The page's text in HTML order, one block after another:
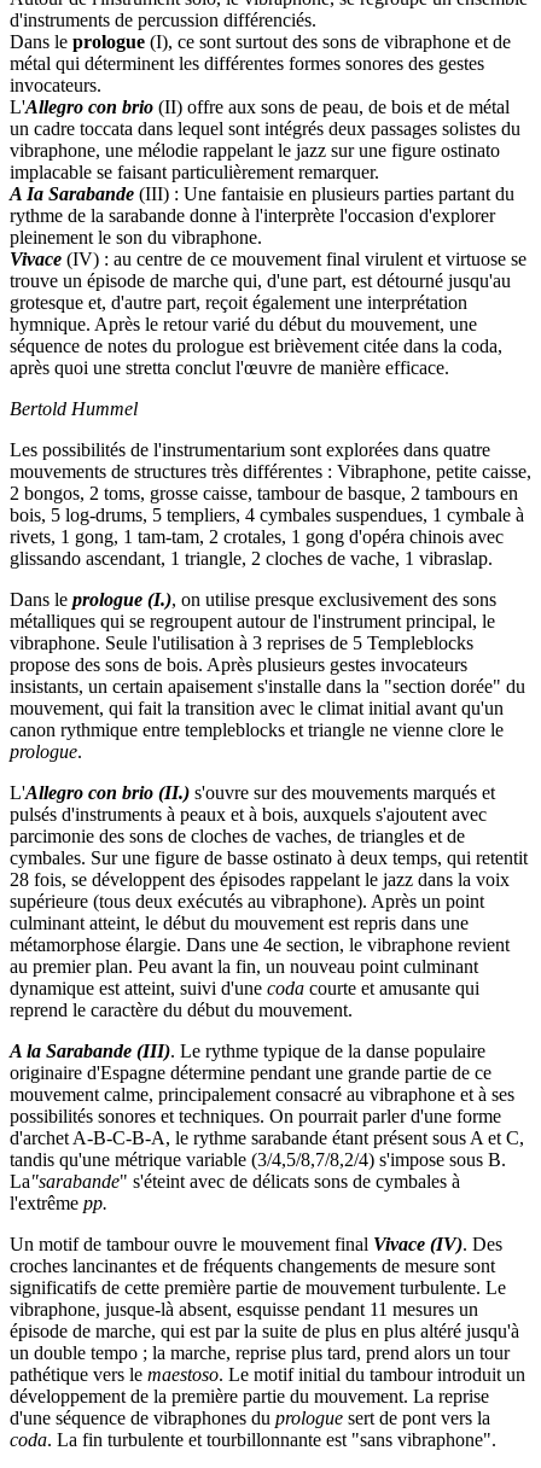
d'instruments de percussion différenciés.
Dans le prologue (I), ce sont surtout des sons de vibraphone et de
métal qui déterminent les différentes formes sonores des gestes
invocateurs.
L'Allegro con brio (II) offre aux sons de peau, de bois et de métal
un cadre toccata dans lequel sont intégrés deux passages solistes du
vibraphone, une mélodie rappelant le jazz sur une figure ostinato
implacable se faisant particulièrement remarquer.
A Ia Sarabande (III) : Une fantaisie en plusieurs parties partant du
rythme de la sarabande donne à l'interprète l'occasion d'explorer
pleinement le son du vibraphone.
Vivace (IV) : au centre de ce mouvement final virulent et virtuose se
trouve un épisode de marche qui, d'une part, est détourné jusqu'au
grotesque et, d'autre part, reçoit également une interprétation
hymnique. Après le retour varié du début du mouvement, une
séquence de notes du prologue est brièvement citée dans la coda,
après quoi une stretta conclut l'œuvre de manière efficace.
Bertold Hummel
Les possibilités de l'instrumentarium sont explorées dans quatre
mouvements de structures très différentes : Vibraphone, petite caisse,
2 bongos, 2 toms, grosse caisse, tambour de basque, 2 tambours en
bois, 5 log-drums, 5 templiers, 4 cymbales suspendues, 1 cymbale à
rivets, 1 gong, 1 tam-tam, 2 crotales, 1 gong d'opéra chinois avec
glissando ascendant, 1 triangle, 2 cloches de vache, 1 vibraslap.
Dans le prologue (I.), on utilise presque exclusivement des sons
métalliques qui se regroupent autour de l'instrument principal, le
vibraphone. Seule l'utilisation à 3 reprises de 5 Templeblocks
propose des sons de bois. Après plusieurs gestes invocateurs
insistants, un certain apaisement s'installe dans la "section dorée" du
mouvement, qui fait la transition avec le climat initial avant qu'un
canon rythmique entre templeblocks et triangle ne vienne clore le
prologue.
L'Allegro con brio (II.) s'ouvre sur des mouvements marqués et
pulsés d'instruments à peaux et à bois, auxquels s'ajoutent avec
parcimonie des sons de cloches de vaches, de triangles et de
cymbales. Sur une figure de basse ostinato à deux temps, qui retentit
28 fois, se développent des épisodes rappelant le jazz dans la voix
supérieure (tous deux exécutés au vibraphone). Après un point
culminant atteint, le début du mouvement est repris dans une
métamorphose élargie. Dans une 4e section, le vibraphone revient
au premier plan. Peu avant la fin, un nouveau point culminant
dynamique est atteint, suivi d'une coda courte et amusante qui
reprend le caractère du début du mouvement.
A la Sarabande (III). Le rythme typique de la danse populaire
originaire d'Espagne détermine pendant une grande partie de ce
mouvement calme, principalement consacré au vibraphone et à ses
possibilités sonores et techniques. On pourrait parler d'une forme
d'archet A-B-C-B-A, le rythme sarabande étant présent sous A et C,
tandis qu'une métrique variable (3/4,5/8,7/8,2/4) s'impose sous B.
La"sarabande" s'éteint avec de délicats sons de cymbales à
l'extrême pp.
Un motif de tambour ouvre le mouvement final Vivace (IV). Des
croches lancinantes et de fréquents changements de mesure sont
significatifs de cette première partie de mouvement turbulente. Le
vibraphone, jusque-là absent, esquisse pendant 11 mesures un
épisode de marche, qui est par la suite de plus en plus altéré jusqu'à
un double tempo ; la marche, reprise plus tard, prend alors un tour
pathétique vers le maestoso. Le motif initial du tambour introduit un
développement de la première partie du mouvement. La reprise
d'une séquence de vibraphones du prologue sert de pont vers la
coda. La fin turbulente et tourbillonnante est "sans vibraphone".